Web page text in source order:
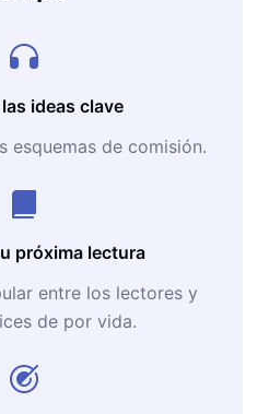
ideas clave
esquemas de comisión.
próxima lectura
entre los lectores y
de por vida.